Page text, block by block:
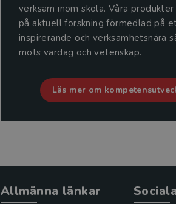
verksam inom skola. Våra
på aktuell forskning förmedlad på
inspirerande och verksamhetsnära
möts vardag och vetenskap.
Läs mer om
Allmänna länkar